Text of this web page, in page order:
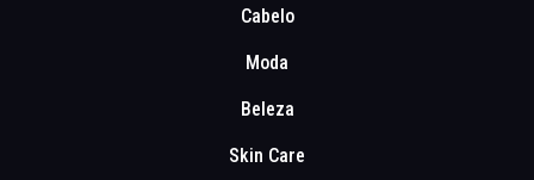
Cabelo
Moda
Beleza
Skin Care